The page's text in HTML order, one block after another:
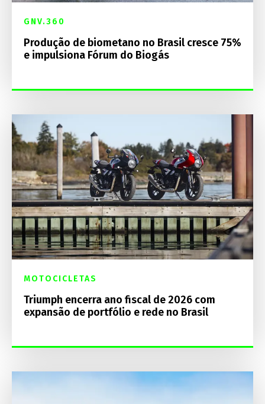
GNV.360
Produção de biometano no Brasil cresce 75%
e impulsiona Fórum do Biogás
MOTOCICLETAS
Triumph encerra ano fiscal de 2026 com
expansão de portfólio e rede no Brasil